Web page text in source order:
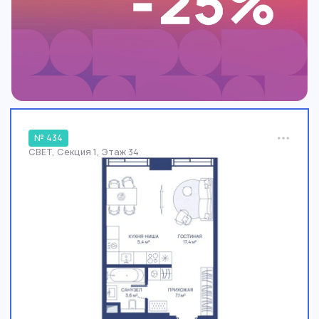
№ 434
СВЕТ, Секция 1, Этаж 34